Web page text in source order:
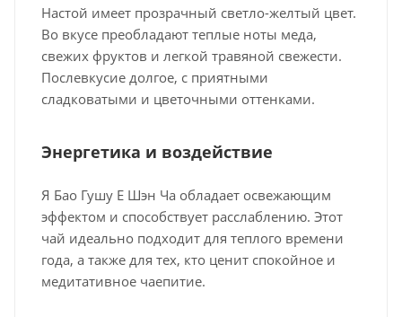
Настой имеет прозрачный светло-желтый цвет.
Во вкусе преобладают теплые ноты меда,
свежих фруктов и легкой травяной свежести.
Послевкусие долгое, с приятными
сладковатыми и цветочными оттенками.
Энергетика и воздействие
Я Бао Гушу Е Шэн Ча обладает освежающим
эффектом и способствует расслаблению. Этот
чай идеально подходит для теплого времени
года, а также для тех, кто ценит спокойное и
медитативное чаепитие.